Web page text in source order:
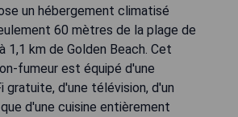
un hébergement climatisé
60 mètres de la plage de
1,1 km de Golden Beach. Cet
fumeur est équipé d'une
gratuite, d'une télévision, d'un
d'une cuisine entièrement